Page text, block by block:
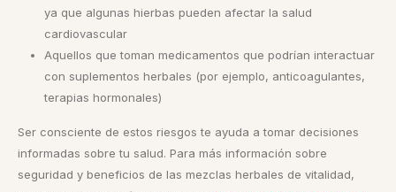
ya que algunas hierbas pueden afectar la salud
cardiovascular
Aquellos que toman medicamentos que podrían interactuar
con suplementos herbales (por ejemplo, anticoagulantes,
terapias hormonales)
Ser consciente de estos riesgos te ayuda a tomar decisiones
informadas sobre tu salud. Para más información sobre
seguridad y beneficios de las mezclas herbales de vitalidad,